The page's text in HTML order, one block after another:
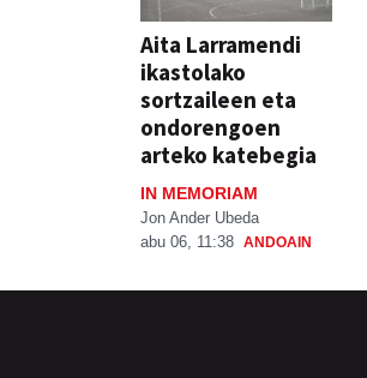
Aita Larramendi
ikastolako
sortzaileen eta
ondorengoen
arteko katebegia
IN MEMORIAM
Jon Ander Ubeda
abu 06, 11:38 ANDOAIN